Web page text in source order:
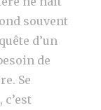
souvent
d’un
de
Se